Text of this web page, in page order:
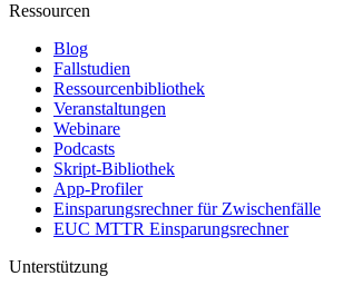
Ressourcen
Blog
Fallstudien
Ressourcenbibliothek
Veranstaltungen
Webinare
Podcasts
Skript-Bibliothek
App-Profiler
Einsparungsrechner für Zwischenfälle
EUC MTTR Einsparungsrechner
Unterstützung